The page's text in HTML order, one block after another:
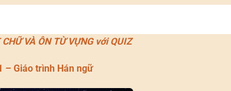
VÀ ÔN TỪ VỰNG với QUIZ
– Giáo trình Hán ngữ